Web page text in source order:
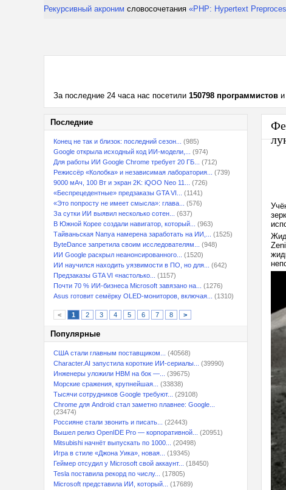
Рекурсивный акроним словосочетания «PHP: Hypertext
За последние 24 часа нас посетили 150798 программистов и
Последние
Конец не так и близок: последний сезон...
(985)
Google открыла исходный код ИИ-модели,...
(974)
Для работы ИИ Google Chrome требует 20 ГБ...
(712)
Режиссёр «Колобка» и независимая лаборатория...
(739)
9000 мАч, 100 Вт и экран 2K: iQOO Neo 11...
(726)
«Беспрецедентные» предзаказы GTA VI...
(1141)
«Это попросту не имеет смысла»: глава...
(576)
За сутки ИИ выявил несколько сотен...
(637)
В Южной Корее создали навигатор, который...
(963)
Тайваньская Nanya намерена заработать на ИИ,...
(1525)
ByteDance запретила своим исследователям...
(948)
ИИ Google раскрыл неанонсированного...
(1520)
ИИ научился находить уязвимости в ПО, но для...
(642)
Предзаказы GTA VI «настолько...
(1157)
Почти 70 % ИИ-бизнеса Microsoft завязано на...
(1276)
Asus готовит семёрку OLED-мониторов, включая...
(1310)
< 1 2 3 4 5 6 7 8 >
Популярные
США стали главным поставщиком...
(40568)
Character.AI запустила короткие ИИ-сериалы...
(39990)
Инженеры уложили HBM на бок —...
(39675)
Морские сражения, крупнейшая...
(33838)
Тысячи сотрудников Google требуют...
(29108)
Chrome для Android стал заметно плавнее: Google...
(23474)
Россияне стали звонить и писать...
(22443)
Вышел релиз OpenIDE Pro — корпоративной...
(20951)
Mitsubishi начнёт выпускать по 1000...
(20498)
Игра в стиле «Джона Уика», новая...
(19345)
Геймер отсудил у Microsoft свой аккаунт...
(18450)
Tesla поставила рекорд по числу...
(17805)
Microsoft представила ИИ, который...
(17689)